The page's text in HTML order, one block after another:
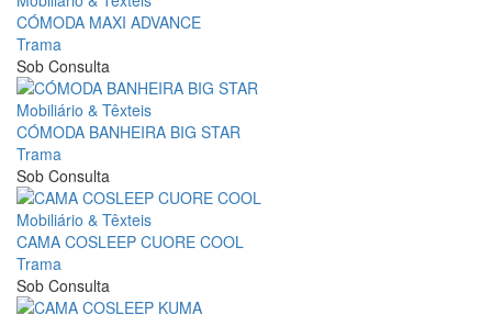
CÓMODA MAXI ADVANCE
Trama
Sob Consulta
Mobiliário & Têxteis
CÓMODA BANHEIRA BIG STAR
Trama
Sob Consulta
Mobiliário & Têxteis
CAMA COSLEEP CUORE COOL
Trama
Sob Consulta